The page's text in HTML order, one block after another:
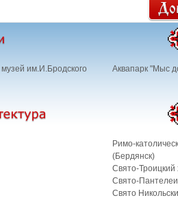
им.И.Бродского
Аквапарк "Мыс
Римо-
(Бердянск)
Свято-
Свято-
Свято